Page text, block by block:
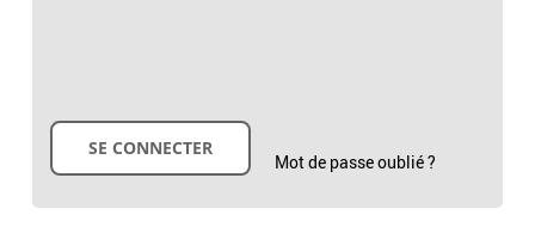
Mot de passe oublié ?